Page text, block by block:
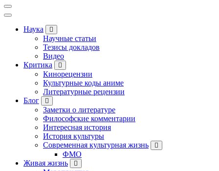
Наука
Научные статьи
Тезисы докладов
Видео
Критика
Кинорецензии
Культурные коды аниме
Литературные рецензии
Блог
Заметки о литературе
Философские комментарии
Интересная история
История культуры
Современная культурная жизнь
ФМО
Живая жизнь